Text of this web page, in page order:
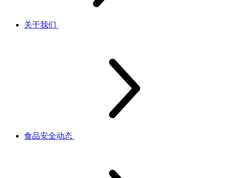
关于我们
食品安全动态